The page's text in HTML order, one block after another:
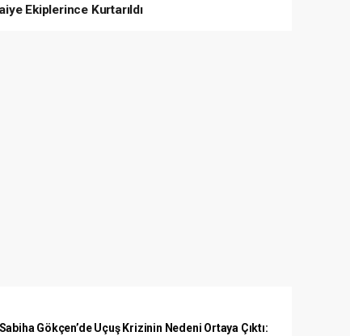
Ekiplerince Kurtarıldı
Sabiha Gökçen’de Uçuş Krizinin Nedeni Ortaya Çıktı: